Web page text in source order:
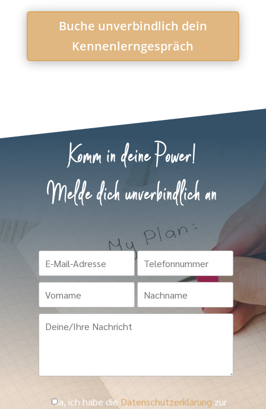
Buche unverbindlich dein
Kennenlerngespräch
Komm in deine Power!
Melde dich unverbindlich an
Ja, ich habe die Datenschutzerklärung zur